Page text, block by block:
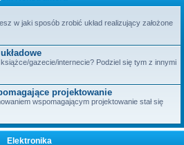
w jaki sposób zrobić układ realizujący założone
książce/gazecie/internecie? Podziel się tym z innymi
projektowanie
wspomagającym projektowanie stał się
Elektronika